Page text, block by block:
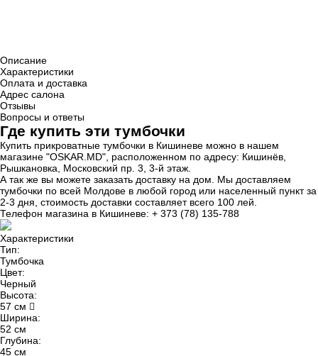
Описание
Характеристики
Оплата и доставка
Адрес салона
Отзывы
Вопросы и ответы
Где купить эти тумбочки
Купить прикроватные тумбочки в Кишиневе можно в нашем
магазине "OSKAR.MD", расположенном по адресу: Кишинёв,
Рышкановка, Московский пр. 3, 3-й этаж.
А так же вы можете заказать доставку на дом. Мы доставляем
тумбочки по всей Молдове в любой город или населенный пункт за
2-3 дня, стоимость доставки составляет всего 100 лей.
Телефон магазина в Кишиневе: + 373 (78) 135-788
Характеристики
Тип:
Тумбочка
Цвет:
Черный
Высота:
57 см
Ширина:
52 см
Глубина:
45 см